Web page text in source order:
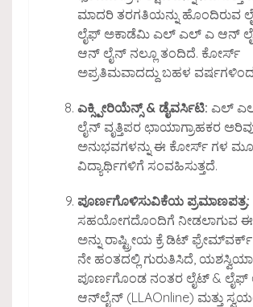
ಮಾದರಿ ತರಗತಿಯನ್ನು ಹೊಂದಿರುವ
ಲೈಫ್ ಅಕಾಡೆಮಿ ಎಲ್ ಎಲ್ ಎ ಆನ್
ಆನ್ ಲೈನ್ ನಲ್ಲೂ ತಂದಿದೆ. ಕೋರ್ಸ್
ಅಪ್ರತಿಮವಾದದ್ದು ಬಹಳ
ಎಕ್ಸ್ಪೀರಿಯೆನ್ಸ್ & ಡೈವರ್ಸಿಟಿ: ಎಲ್
ಲೈನ್ ವೃತ್ತಿಪರ ಛಾಯಾಗ್ರಾಹಕರ
ಅನುಭವಗಳನ್ನು ಈ ಕೋರ್ಸ್ ಗಳ
ವಿದ್ಯಾರ್ಥಿಗಳಿಗೆ ಸಂವಹಿಸುತ್ತದೆ.
ಪೂರ್ಣಗೊಳಿಸುವಿಕೆಯ ಪ್ರಮಾಣಪತ್ರ:
ಸಹಯೋಗದೊಂದಿಗೆ ನೀಡಲಾಗುವ
ಅನ್ನು ರಾಷ್ಟ್ರೀಯ ಕ್ರೆ ಡಿಟ್
ನೇ ಹಂತದಲ್ಲಿ ಗುರುತಿಸಿದೆ,
ಪೂರ್ಣಗೊಂಡ ನಂತರ ಲೈಟ್ &
ಆನ್‌ಲೈನ್ (LLAOnline) ಮತ್ತು